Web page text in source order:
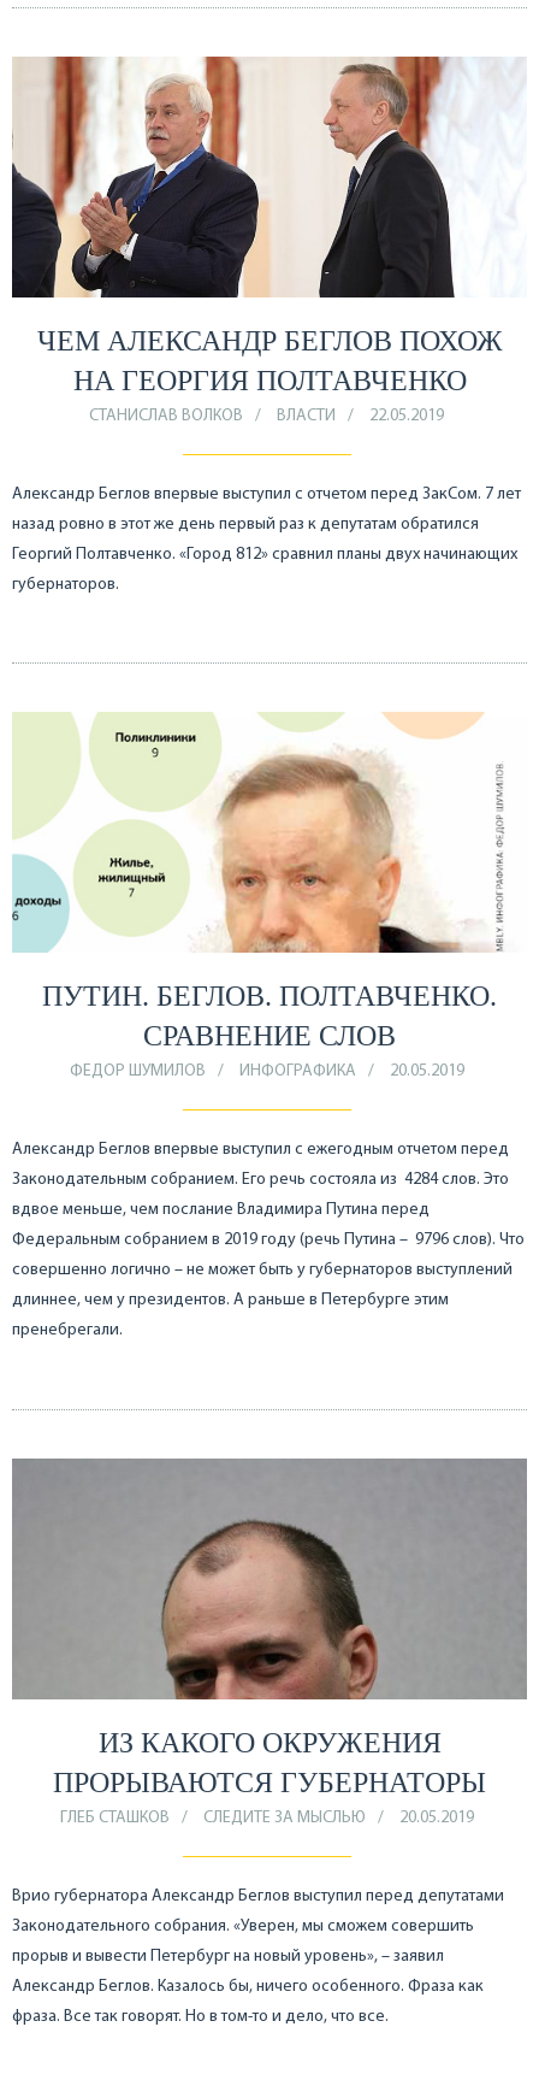
ЧЕМ АЛЕКСАНДР БЕГЛОВ ПОХОЖ
НА ГЕОРГИЯ ПОЛТАВЧЕНКО
СТАНИСЛАВ ВОЛКОВ ВЛАСТИ 22.05.2019
Александр Беглов впервые выступил с отчетом перед ЗакСом. 7 лет
назад ровно в этот же день первый раз к депутатам обратился
Георгий Полтавченко. «Город 812» сравнил планы двух начинающих
губернаторов.
ПУТИН. БЕГЛОВ. ПОЛТАВЧЕНКО.
СРАВНЕНИЕ СЛОВ
ФЕДОР ШУМИЛОВ ИНФОГРАФИКА 20.05.2019
Александр Беглов впервые выступил с ежегодным отчетом перед
Законодательным собранием. Его речь состояла из 4284 слов. Это
вдвое меньше, чем послание Владимира Путина перед
Федеральным собранием в 2019 году (речь Путина – 9796 слов). Что
совершенно логично – не может быть у губернаторов выступлений
длиннее, чем у президентов. А раньше в Петербурге этим
пренебрегали.
ИЗ КАКОГО ОКРУЖЕНИЯ
ПРОРЫВАЮТСЯ ГУБЕРНАТОРЫ
ГЛЕБ СТАШКОВ СЛЕДИТЕ ЗА МЫСЛЬЮ 20.05.2019
Врио губернатора Александр Беглов выступил перед депутатами
Законодательного собрания. «Уверен, мы сможем совершить
прорыв и вывести Петербург на новый уровень», – заявил
Александр Беглов. Казалось бы, ничего особенного. Фраза как
фраза. Все так говорят. Но в том-то и дело, что все.